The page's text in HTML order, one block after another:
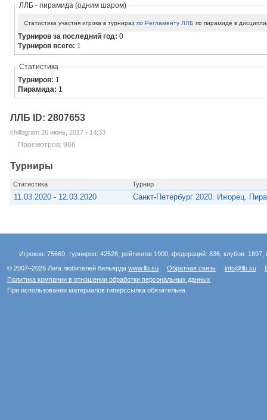
ЛЛБ - пирамида (одним шаром)
Статистика участия игрока в турнирахпо Регламенту ЛЛБ по пирамиде в
Турниров за последний год:0
Турниров всего: 1
Статистика
Турниров: 1
Пирамида: 1
ЛЛБ ID: 2807653
chillogram 26 июнь, 2017 - 14:33
Просмотров: 966
Турниры
Статистика Турнир
11.03.2020 - 12.03.2020 Санкт-Петербург 2020. Ижорец.
Игроков: 75669, турниров: 42528, рейтингов 1900, федераций: 836, клубов:
© 2007–2026 Лига любителей бильярдаwww.llb.su Обратная связь info@llb.su
Политика компании в отношении обработки персональных данных
При использовании материалов гиперссылка обязательна.